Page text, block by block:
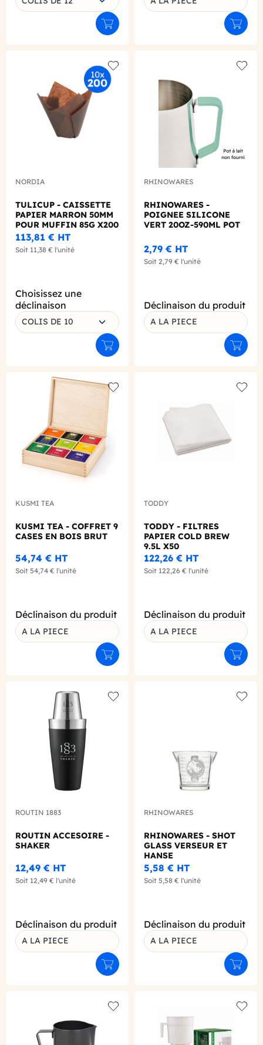
Ajouter au panier
Add to wishlist
NORDIA
TULICUP - CAISSETTE
PAPIER MARRON 50MM
POUR MUFFIN 85G X200
113,81 € HT
Soit 11,38 € l'unité
Choisissez une
déclinaison
COLIS DE 10
Ajouter au panier
RHINOWARES
RHINOWARES -
POIGNEE SILICONE
VERT 20OZ-590ML POT
2,79 € HT
Soit 2,79 € l'unité
Déclinaison du produit
A LA PIECE
Add to wishlist
KUSMI TEA
KUSMI TEA - COFFRET 9
CASES EN BOIS BRUT
54,74 € HT
Soit 54,74 € l'unité
Déclinaison du produit
A LA PIECE
Ajouter au panier
TODDY
TODDY - FILTRES
PAPIER COLD BREW
9.5L X50
122,26 € HT
Soit 122,26 € l'unité
Déclinaison du produit
A LA PIECE
ROUTIN 1883
ROUTIN ACCESOIRE -
SHAKER
12,49 € HT
Soit 12,49 € l'unité
Déclinaison du produit
A LA PIECE
Ajouter au panier
RHINOWARES
RHINOWARES - SHOT
GLASS VERSEUR ET
HANSE
5,58 € HT
Soit 5,58 € l'unité
Déclinaison du produit
A LA PIECE
Add to wishlist